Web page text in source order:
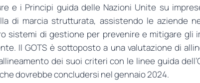
e i Principi guida delle Nazioni Unite su
di marcia strutturata, assistendo le aziende
sistemi di gestione per prevenire e mitigare gli
Il GOTS è sottoposto a una valutazione di
dei suoi criteri con le linee guida
dovrebbe concludersi nel gennaio 2024.